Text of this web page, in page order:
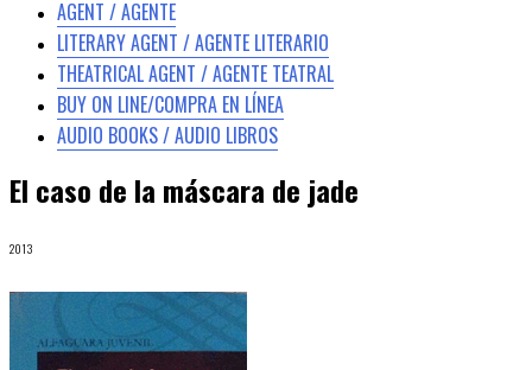
AGENT / AGENTE
LITERARY AGENT / AGENTE LITERARIO
THEATRICAL AGENT / AGENTE TEATRAL
BUY ON LINE/COMPRA EN LÍNEA
AUDIO BOOKS / AUDIO LIBROS
El caso de la máscara de jade
2013